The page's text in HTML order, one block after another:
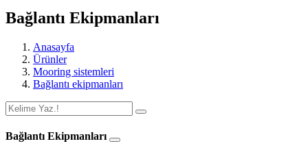
Bağlantı Ekipmanları
Anasayfa
Ürünler
Mooring sistemleri
Bağlantı ekipmanları
Bağlantı Ekipmanları